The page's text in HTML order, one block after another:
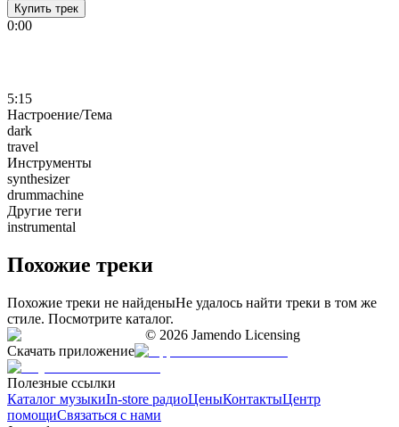
Купить трек
0:00
5:15
Настроение/Тема
dark
travel
Инструменты
synthesizer
drummachine
Другие теги
instrumental
Похожие треки
Похожие треки не найденыНе удалось найти треки в том же
стиле. Посмотрите каталог.
© 2026 Jamendo Licensing
Скачать приложение
Полезные ссылки
Каталог музыкиIn-store радиоЦеныКонтактыЦентр
помощиСвязаться с нами